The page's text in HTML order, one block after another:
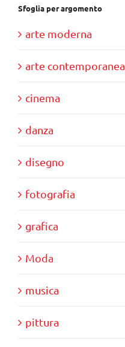
Sfoglia per argomento
arte moderna
arte contemporanea
cinema
danza
disegno
fotografia
grafica
Moda
musica
pittura